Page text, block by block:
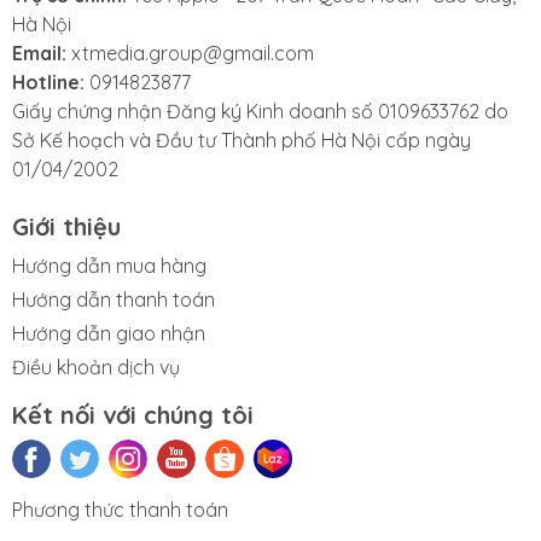
Sửa iMac Sửa AirPods
2. Màn hình:
iPad Pro M4 được trang bị màn hình OLED Ultra Retina
XDR, sử dụng hai tấm nền song song để tăng độ
Hà Nội
Email: xtmedia.group@gmail.com
Hotline: 0914823877
Giấy chứng nhận Đăng ký Kinh doanh số 0109633762 do
Sở Kế hoạch và Đầu tư Thành phố Hà Nội cấp ngày
01/04/2002
Giới thiệu
Hướng dẫn mua hàng
Hướng dẫn thanh toán
Hướng dẫn giao nhận
Điều khoản dịch vụ
Kết nối với chúng tôi
Phương thức thanh toán